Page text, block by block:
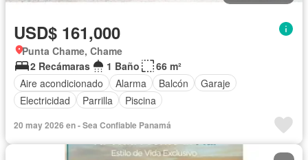
USD$ 161,000
Punta Chame, Chame
2 Recámaras
1 Baño
66 m²
Aire acondicionado
Alarma Balcón
Garaje
Electricidad
Parrilla Piscina
20 may 2026 en - Sea Confiable Panamá